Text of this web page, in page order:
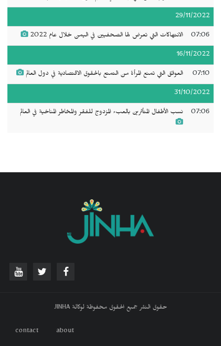
29/11/2022
07:06 الانتهاكات التي تعرض لها الصحفيين في اليمن خلال عام 2022
16/11/2022
07:10 العوائق التي تمنع المرأة من التمتع بالحقوق الاقتصادية في دول العالم
31/10/2022
07:06 نسب الأطفال المتأثرين بالعبء المزدوج للفقر والمخاطر المناخية في العالم
حقوق النشر جميع الحقوق محفوظة لوكالة JINHA
about
contact